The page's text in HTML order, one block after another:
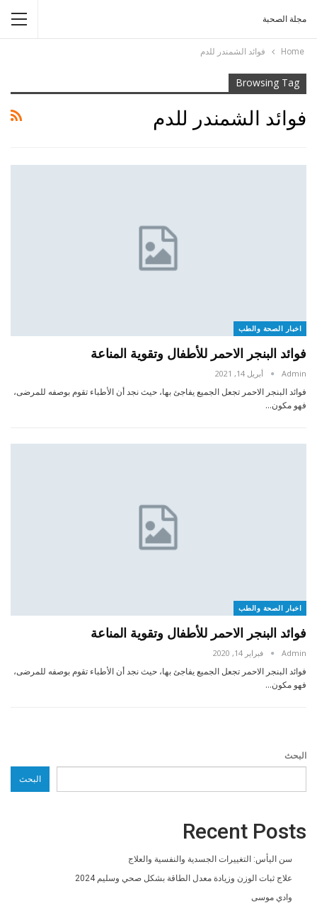
مجلة الصحبة
Home فوائد الشمندر للدم
Browsing Tag
فوائد الشمندر للدم
اخبار الصحة والطب
فوائد البنجر الاحمر للأطفال وتقوية المناعة
Admin أبريل 14, 2021
فوائد البنجر الاحمر تجعل الجميع يفاجئ بها، حيث نجد أن الأطباء تقوم بوصفه للمرضى،
فهو مكون…
اخبار الصحة والطب
فوائد البنجر الاحمر للأطفال وتقوية المناعة
Admin فبراير 14, 2020
فوائد البنجر الاحمر تجعل الجميع يفاجئ بها، حيث نجد أن الأطباء تقوم بوصفه للمرضى،
فهو مكون…
البحث
البحث
Recent Posts
سن اليأس: التغييرات الجسدية والنفسية والعلاج
علاج ثبات الوزن وزيادة معدل الطاقة بشكل صحي وسليم 2024
وادي موسى